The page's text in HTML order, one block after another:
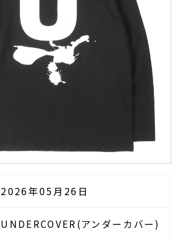
2026年05月26日
UNDERCOVER(アンダーカバー)